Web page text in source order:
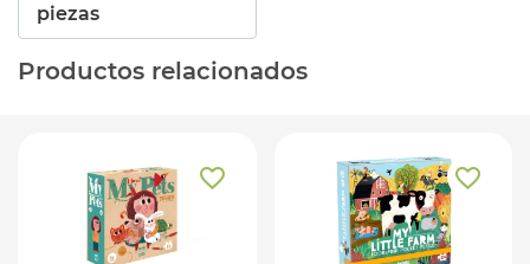
piezas
Productos relacionados